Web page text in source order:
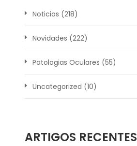
Noticias (218)
Novidades (222)
Patologias Oculares (55)
Uncategorized (10)
ARTIGOS RECENTES